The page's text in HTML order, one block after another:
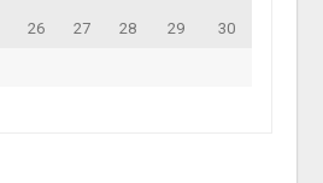
26 27 28 29 30